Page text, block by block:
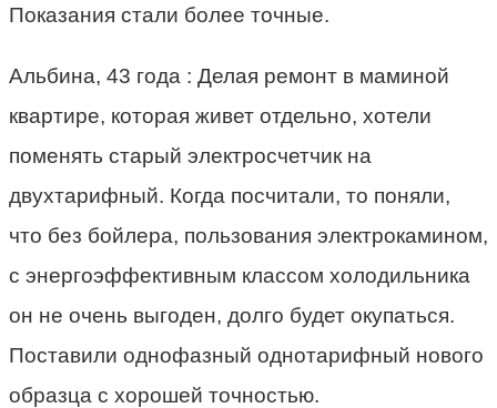
Показания стали более точные.
Альбина, 43 года :­ Делая ремонт в маминой
квартире, которая живет отдельно, хотели
поменять старый электросчетчик на
двухтарифный. Когда посчитали, то поняли,
что без бойлера, пользования электрокамином,
с энергоэффективным классом холодильника
он не очень выгоден, долго будет окупаться.
Поставили однофазный однотарифный нового
образца с хорошей точностью.